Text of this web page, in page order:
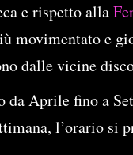
e rispetto alla
movimentato e
dalle vicine
da Aprile fino a
l’orario si